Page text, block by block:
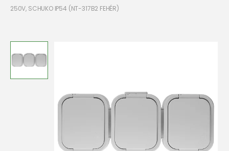
250V, SCHUKO IP54 (NT-317B2 FEHÉR)